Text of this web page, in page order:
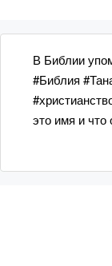
В Библии
#Библия
это имя и что